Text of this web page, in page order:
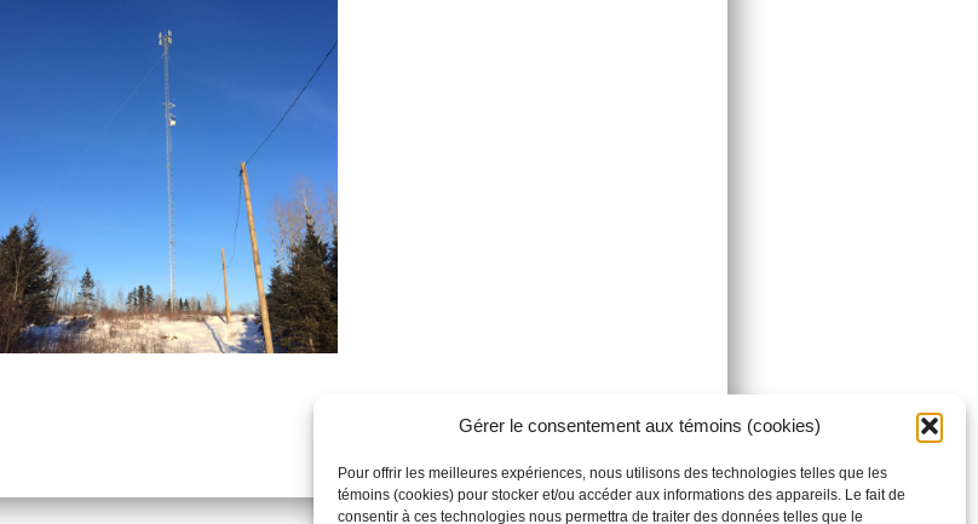
Gérer le consentement aux témoins (cookies)
Pour offrir les meilleures expériences, nous utilisons des technologies telles que les
témoins (cookies) pour stocker et/ou accéder aux informations des appareils. Le fait de
consentir à ces technologies nous permettra de traiter des données telles que le